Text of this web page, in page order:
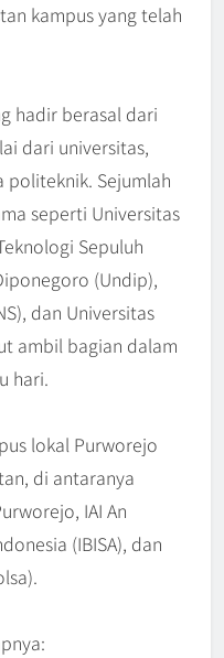
kampus yang telah
hadir berasal dari
dari universitas,
politeknik. Sejumlah
seperti Universitas
Sepuluh
(Undip),
dan Universitas
ambil bagian dalam
hari.
lokal Purworejo
di antaranya
IAI An
(IBISA), dan